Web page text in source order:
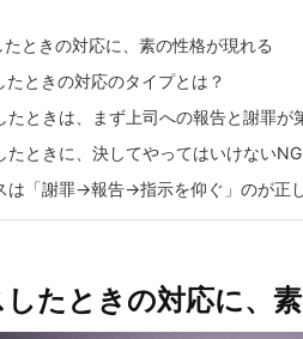
ときの対応に、素の性格が現れる
たときの対応のタイプとは？
たときは、まず上司への報告と謝罪が
たときに、決してやってはいけない
は「謝罪→報告→指示を仰ぐ」のが正
たときの対応に、